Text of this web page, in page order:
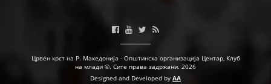
Црвен крст на Р. Македонија - Општинска организација Центар, Клуб
на млади ©. Сите права задржани. 2026
Designed and Developed by AA